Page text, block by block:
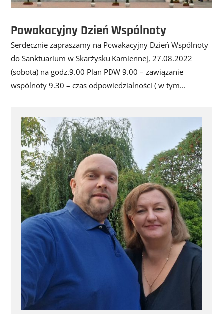
Powakacyjny Dzień Wspólnoty
Serdecznie zapraszamy na Powakacyjny Dzień Wspólnoty
do Sanktuarium w Skarżysku Kamiennej, 27.08.2022
(sobota) na godz.9.00 Plan PDW 9.00 – zawiązanie
wspólnoty 9.30 – czas odpowiedzialności ( w tym...